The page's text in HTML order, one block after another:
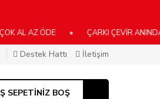
AL AZ ÖDE • ÇARKI ÇEVİR ANINDA
Destek Hattı İletişim
SEPETİNİZ BOŞ